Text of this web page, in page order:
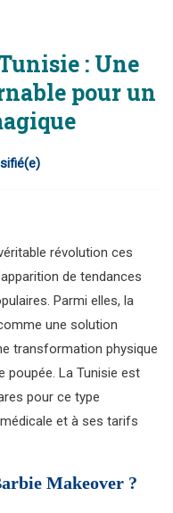
: Une
pour un
révolution ces
de tendances
Parmi elles, la
une solution
transformation physique
poupée. La Tunisie est
pour ce type
et à ses tarifs
Makeover ?